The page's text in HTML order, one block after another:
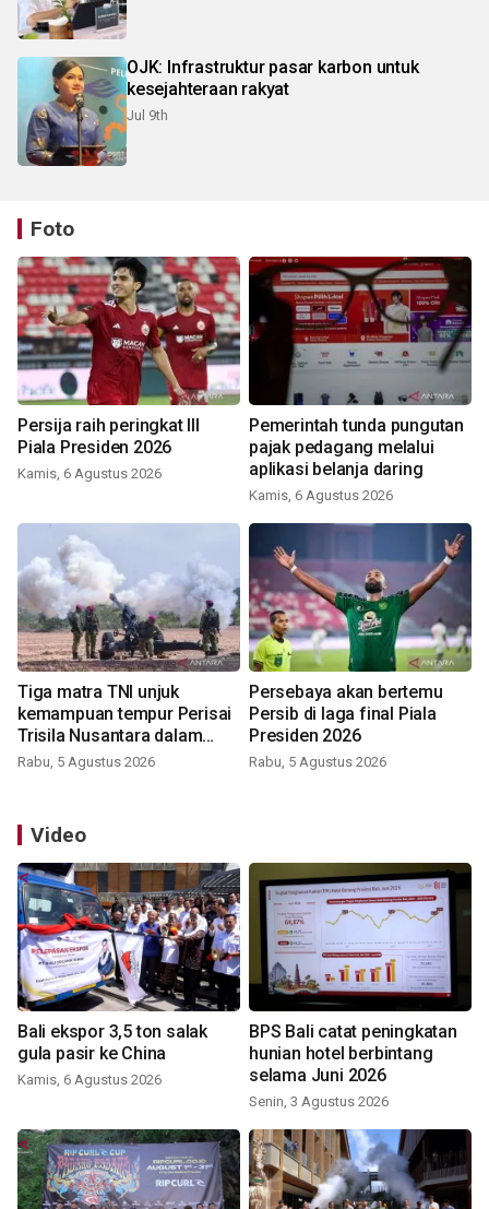
OJK: Infrastruktur pasar karbon untuk
kesejahteraan rakyat
Jul 9th
Foto
Persija raih peringkat III
Piala Presiden 2026
Kamis, 6 Agustus 2026
Pemerintah tunda pungutan
pajak pedagang melalui
aplikasi belanja daring
Kamis, 6 Agustus 2026
Tiga matra TNI unjuk
kemampuan tempur Perisai
Trisila Nusantara dalam
latihan di Kepri
Rabu, 5 Agustus 2026
Persebaya akan bertemu
Persib di laga final Piala
Presiden 2026
Rabu, 5 Agustus 2026
Video
Bali ekspor 3,5 ton salak
gula pasir ke China
Kamis, 6 Agustus 2026
BPS Bali catat peningkatan
hunian hotel berbintang
selama Juni 2026
Senin, 3 Agustus 2026